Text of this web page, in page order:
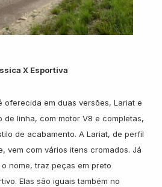
X Esportiva
oferecida em duas versões, Lariat e
de linha, com motor V8 e completas,
de acabamento. A Lariat, de perfil
vem com vários itens cromados. Já
nome, traz peças em preto
Elas são iguais também no